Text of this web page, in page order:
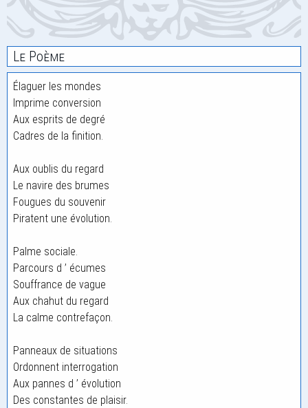
Le Poème
Élaguer les mondes
Imprime conversion
Aux esprits de degré
Cadres de la finition.
Aux oublis du regard
Le navire des brumes
Fougues du souvenir
Piratent une évolution.
Palme sociale.
Parcours d ’ écumes
Souffrance de vague
Aux chahut du regard
La calme contrefaçon.
Panneaux de situations
Ordonnent interrogation
Aux pannes d ’ évolution
Des constantes de plaisir.